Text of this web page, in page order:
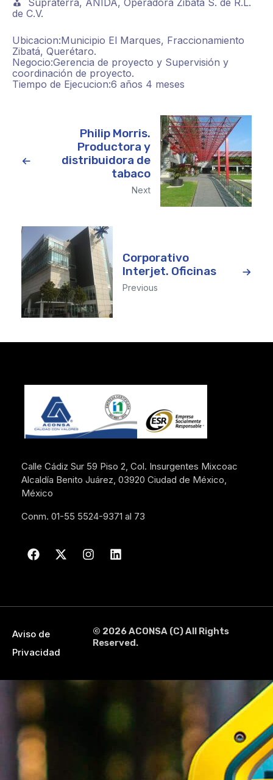
Supraterra, ANIDA, Operadora Zibatá S. de R.L.
de C.V.
Ubicacion:Municipio El Marques, Fraccionamiento
Zibatá, Querétaro.
Negocio:Gerencia de proyecto y Supervisión y
coordinación de proyecto.
Tiempo de Ejecucion:6 años 4 meses
Philip Morris.
Productora y
distribuidora de
tabaco
Next
Corporativo
Interjet. Oficinas
Previous
Calle Cádiz Sur 59 Piso 2, Col. Insurgentes Mixcoac
Alcaldía Benito Juárez, 03920 Ciudad de México,
México
Conm. 01-55 5524-9371 al 73
Aviso de
Privacidad
© 2026 ACONSA (C) All Rights
Reserved.